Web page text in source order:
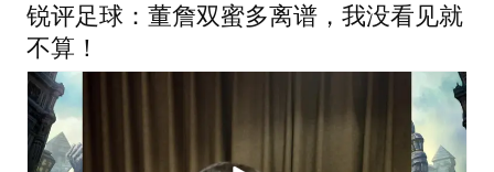
锐评足球：董詹双蜜多离谱，我没看见就
不算！